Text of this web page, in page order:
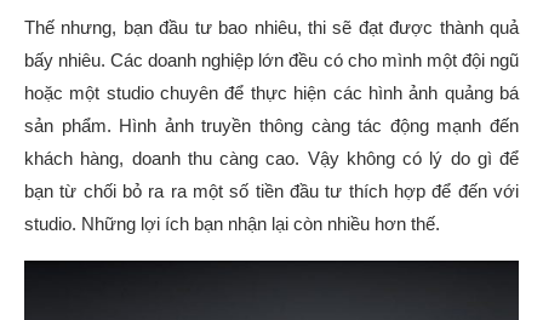
Thế nhưng, bạn đầu tư bao nhiêu, thi sẽ đạt được thành quả
bấy nhiêu. Các doanh nghiệp lớn đều có cho mình một đội ngũ
hoặc một studio chuyên để thực hiện các hình ảnh quảng bá
sản phẩm. Hình ảnh truyền thông càng tác động mạnh đến
khách hàng, doanh thu càng cao. Vậy không có lý do gì để
bạn từ chối bỏ ra ra một số tiền đầu tư thích hợp để đến với
studio. Những lợi ích bạn nhận lại còn nhiều hơn thế.